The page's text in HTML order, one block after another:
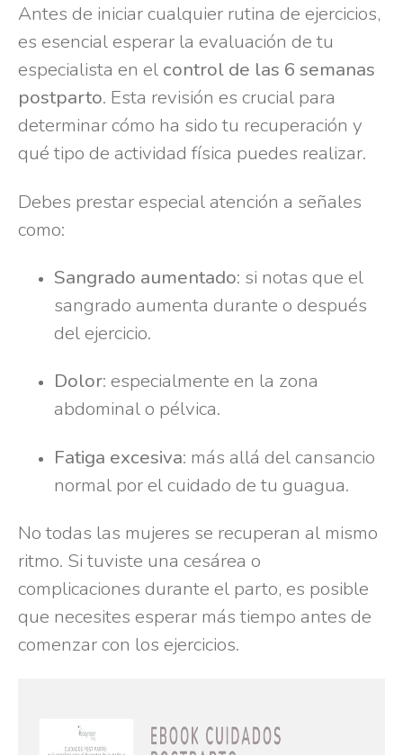
Antes de iniciar cualquier rutina de ejercicios,
es esencial esperar la evaluación de tu
especialista en el control de las 6 semanas
postparto. Esta revisión es crucial para
determinar cómo ha sido tu recuperación y
qué tipo de actividad física puedes realizar.
Debes prestar especial atención a señales
como:
Sangrado aumentado: si notas que el
sangrado aumenta durante o después
del ejercicio.
Dolor: especialmente en la zona
abdominal o pélvica.
Fatiga excesiva: más allá del cansancio
normal por el cuidado de tu guagua.
No todas las mujeres se recuperan al mismo
ritmo. Si tuviste una cesárea o
complicaciones durante el parto, es posible
que necesites esperar más tiempo antes de
comenzar con los ejercicios.